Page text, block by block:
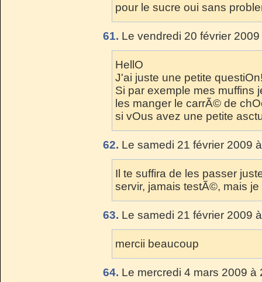
pour le sucre oui sans
61. Le vendredi 20 février
HellO
J'ai juste une petite
Si par exemple mes muffins
les manger le carrÃ© de
si vOus avez une petite
62. Le samedi 21 février 2009
Il te suffira de les passer
servir, jamais testÃ©, mais
63. Le samedi 21 février 2009
mercii beaucoup
64. Le mercredi 4 mars 2009